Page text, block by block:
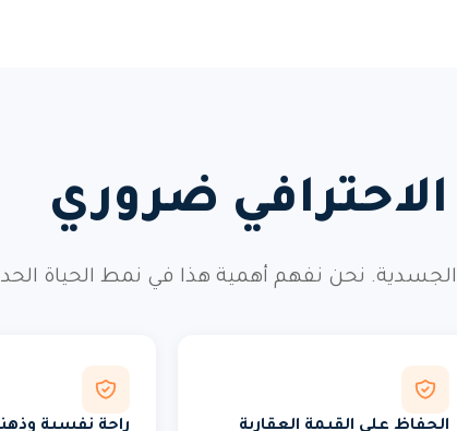
ضروري
نحن نفهم أهمية هذا في نمط الحياة
الحفاظ على القيمة العقارية راحة نفسية